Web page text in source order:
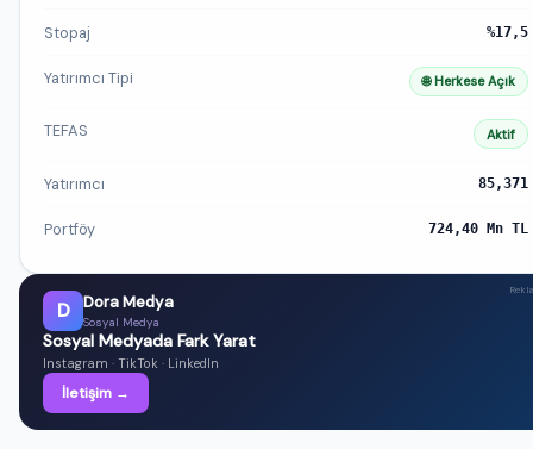
Stopaj %17,5
Yatırımcı Tipi 🌐 Herkese Açık
TEFAS Aktif
Yatırımcı 85,371
Portföy 724,40 Mn TL
D Dora Medya
Sosyal Medya
Sosyal Medyada Fark Yarat
Instagram · TikTok · LinkedIn
İletişim →